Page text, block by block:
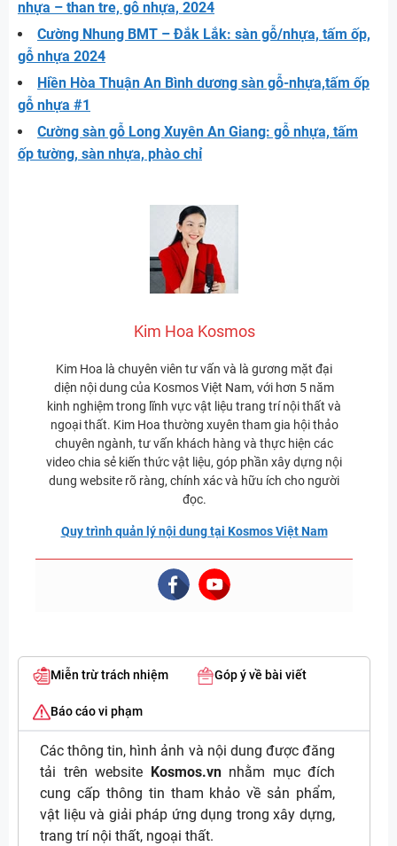
nhựa – than tre, gỗ nhựa, 2024
Cường Nhung BMT – Đắk Lắk: sàn gỗ/nhựa, tấm ốp,
gỗ nhựa 2024
Hiền Hòa Thuận An Bình dương sàn gỗ-nhựa,tấm ốp
gỗ nhựa #1
Cường sàn gỗ Long Xuyên An Giang: gỗ nhựa, tấm
ốp tường, sàn nhựa, phào chỉ
Kim Hoa Kosmos
Kim Hoa là chuyên viên tư vấn và là gương mặt đại
diện nội dung của Kosmos Việt Nam, với hơn 5 năm
kinh nghiệm trong lĩnh vực vật liệu trang trí nội thất và
ngoại thất. Kim Hoa thường xuyên tham gia hội thảo
chuyên ngành, tư vấn khách hàng và thực hiện các
video chia sẻ kiến thức vật liệu, góp phần xây dựng nội
dung website rõ ràng, chính xác và hữu ích cho người
đọc.
Quy trình quản lý nội dung tại Kosmos Việt Nam
Miễn trừ trách nhiệm Góp ý về bài viết
Báo cáo vi phạm
Các thông tin, hình ảnh và nội dung được đăng
tải trên website
Kosmos.vnnhằm mục đích
cung cấp thông tin tham khảo về sản phẩm,
vật liệu và giải pháp ứng dụng trong xây dựng,
trang trí nội thất, ngoại thất.